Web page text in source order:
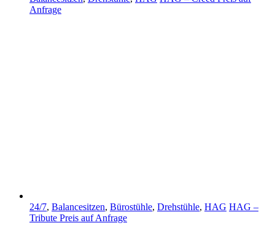
Anfrage
24/7, Balancesitzen, Bürostühle, Drehstühle, HAG HAG –
Tribute Preis auf Anfrage